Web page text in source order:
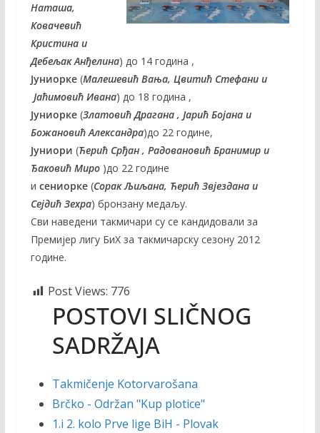
Наташа,
Ковачевић
Кристина и
Дебељак Анђелина) до 14 година ,
Јуниорке(Малешевић Вања, Цвитић Стефани и
Јаћимовић Ивана) до 18 година ,
Јуниорке(Златовић Драгана , Јарић Бојана и
Божановић Александра)до 22 године,
Јуниори (Ћерић Срђан , Радовановић Бранимир и
Ђаковић Миро)до 22 године
и сениорке(Сорак Љиљана, Ћерић Звјездана и
Сејдић Зехра) бронзану медаљу.
Сви наведени такмичари су се кандидовали за
Премијер лигу БиХ за такмичарску сезону 2012
године.
Post Views: 776
POSTOVI SLIČNOG
SADRŽAJA
Takmičenje Kotorvarošana
Brčko - Održan "Kup plotice"
1.i 2. kolo Prve lige BiH - Plovak